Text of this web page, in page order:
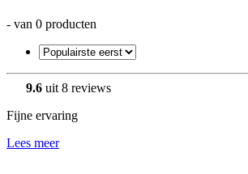
- van 0 producten
9.6 uit 8 reviews
Fijne ervaring
Lees meer